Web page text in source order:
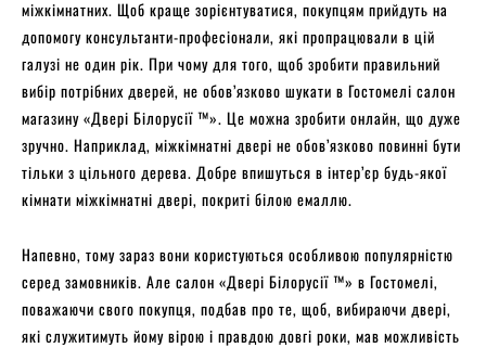
міжкімнатних. Щоб краще зорієнтуватися, покупцям прийдуть на
допомогу консультанти-професіонали, які пропрацювали в цій
галузі не один рік. При чому для того, щоб зробити правильний
вибір потрібних дверей, не обов’язково шукати в Гостомелі салон
магазину «Двері Білорусії ™». Це можна зробити онлайн, що дуже
зручно. Наприклад, міжкімнатні двері не обов’язково повинні бути
тільки з цільного дерева. Добре впишуться в інтер’єр будь-якої
кімнати міжкімнатні двері, покриті білою емаллю.
Напевно, тому зараз вони користуються особливою популярністю
серед замовників. Але салон «Двері Білорусії ™» в Гостомелі,
поважаючи свого покупця, подбав про те, щоб, вибираючи двері,
які служитимуть йому вірою і правдою довгі роки, мав можливість